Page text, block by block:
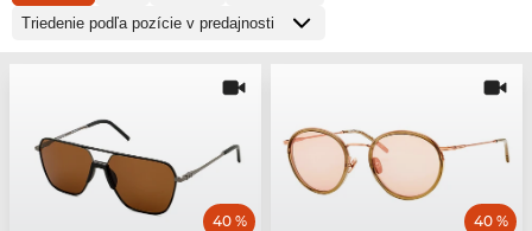
40 % 40 %